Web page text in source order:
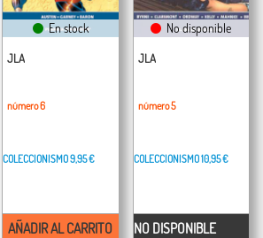
En stock
JLA
número 6
COLECCIONISMO9,95 €
AÑADIR AL CARRITO
No disponible
JLA
número 5
COLECCIONISMO10,95 €
NO DISPONIBLE